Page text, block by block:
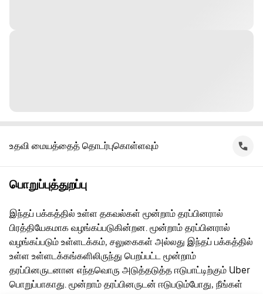
உதவி மையத்தைத் தொடர்புகொள்ளவும்
பொறுப்புத்துறப்பு
இந்தப் பக்கத்தில் உள்ள தகவல்கள் மூன்றாம் தரப்பினரால்
பிரத்தியேகமாக வழங்கப்படுகின்றன. மூன்றாம் தரப்பினரால்
வழங்கப்படும் உள்ளடக்கம், சலுகைகள் அல்லது இந்தப் பக்கத்தில்
உள்ள உள்ளடக்கங்களிலிருந்து பெறப்பட்ட மூன்றாம்
தரப்பினருடனான எந்தவொரு அடுத்தடுத்த ஈடுபாட்டிற்கும் Uber
பொறுப்பாகாது. மூன்றாம் தரப்பினருடன் ஈடுபடும்போது, நீங்கள்